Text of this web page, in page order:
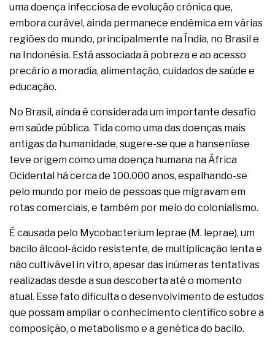
uma doença infecciosa de evolução crônica que,
embora curável, ainda permanece endêmica em várias
regiões do mundo, principalmente na Índia, no Brasil e
na Indonésia. Está associada à pobreza e ao acesso
precário a moradia, alimentação, cuidados de saúde e
educação.
No Brasil, ainda é considerada um importante desafio
em saúde pública. Tida como uma das doenças mais
antigas da humanidade, sugere-se que a hanseníase
teve origem como uma doença humana na África
Ocidental há cerca de 100.000 anos, espalhando-se
pelo mundo por meio de pessoas que migravam em
rotas comerciais, e também por meio do colonialismo.
É causada pelo Mycobacterium leprae (M. leprae), um
bacilo álcool-ácido resistente, de multiplicação lenta e
não cultivável in vitro, apesar das inúmeras tentativas
realizadas desde a sua descoberta até o momento
atual. Esse fato dificulta o desenvolvimento de estudos
que possam ampliar o conhecimento científico sobre a
composição, o metabolismo e a genética do bacilo.